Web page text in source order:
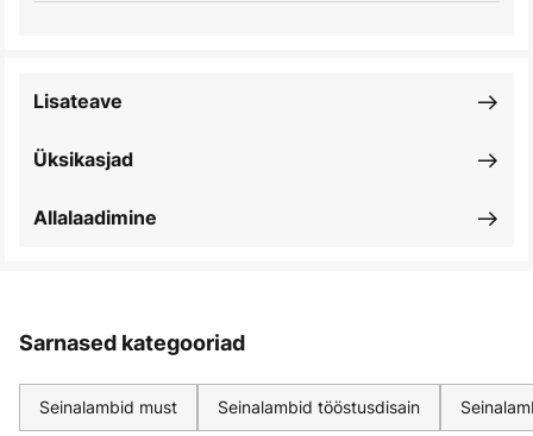
Üksikasjad
Lisateave
Allalaadimine
Sarnased kategooriad
Seinalambid must Seinalambid tööstusdisain